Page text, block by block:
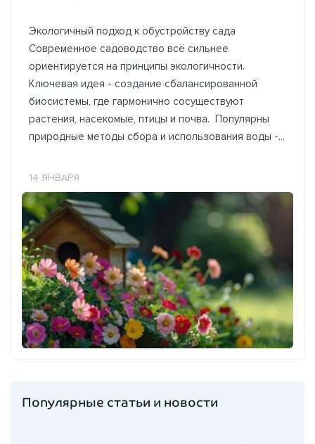
Экологичный подход к обустройству сада
Современное садоводство всё сильнее
ориентируется на принципы экологичности.
Ключевая идея - создание сбалансированной
биосистемы, где гармонично сосуществуют
растения, насекомые, птицы и почва. Популярны
природные методы сбора и использования воды -...
14 ЯНВАРЯ
Популярные статьи и новости